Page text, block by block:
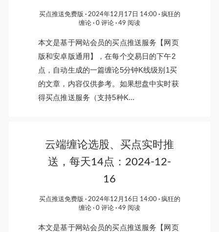
买点推送免费版 2024年12月17日 14:00
疯狂的
缠论
0 评论 49 阅读
本文是基于网站会员的买点推送服务【网页
版和安卓版通用】，在每个交易日的下午2
点，自动生成的一篇缠论5分钟K线级别1买
的文章，内容仅供参考。如果想盘中实时获
得买点推送服务（支持5种K...
云端缠论选股、买点实时推
送，每天14点：2024-12-
16
买点推送免费版 2024年12月16日 14:00
疯狂的
缠论
0 评论 49 阅读
本文是基于网站会员的买点推送服务【网页